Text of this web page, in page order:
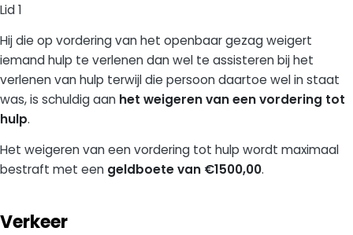
Lid 1
Hij die op vordering van het openbaar gezag weigert
iemand hulp te verlenen dan wel te assisteren bij het
verlenen van hulp terwijl die persoon daartoe wel in staat
was, is schuldig aan het weigeren van een vordering tot
hulp.
Het weigeren van een vordering tot hulp wordt maximaal
bestraft met een geldboete van €1500,00.
Verkeer